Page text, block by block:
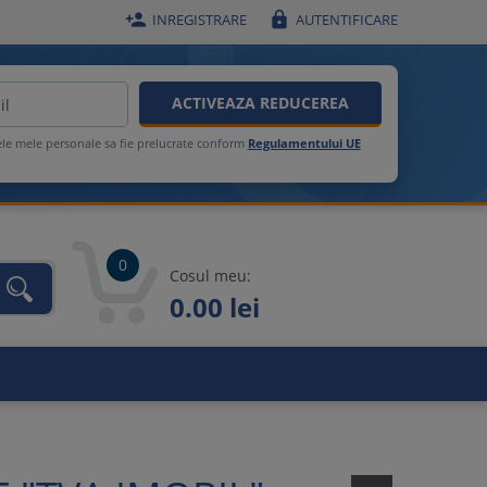
 INREGISTRARE  AUTENTIFICARE
ACTIVEAZA REDUCEREA
mele personale sa fie prelucrate conform Regulamentului UE
0
Cosul meu:
0.00 lei